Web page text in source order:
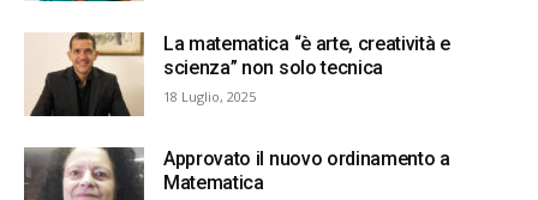
La matematica “è arte, creatività e
scienza” non solo tecnica
18 Luglio, 2025
Approvato il nuovo ordinamento a
Matematica